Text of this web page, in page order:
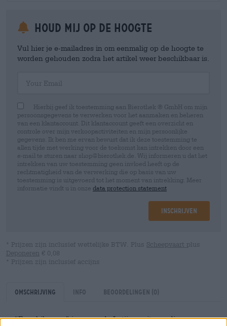
Houd mij op de hoogte
Vul hier je e-mailadres in om eenmalig op de hoogte te
worden gehouden zodra het artikel weer beschikbaar is.
Hierbij geef ik toestemming aan Bierothek ® GmbH om mijn
persoonsgegevens te verwerken voor het aanmaken en beheren
van een klantaccount. Dit klantaccount geeft een overzicht en
controle over mijn verkoopactiviteiten en mijn persoonlijke
gegevens. Ik ben me ervan bewust dat ik deze toestemming te
allen tijde met werking voor de toekomst kan intrekken door een
e-mail te sturen naar shop@bierothek.de. Wij informeren u dat het
intrekken van uw toestemming geen invloed heeft op de
rechtmatigheid van de verwerking die op basis van uw
toestemming is uitgevoerd tot het moment van intrekking. Meer
informatie vindt u in onze data protection statement
Inschrijven
* Prijzen zijn inclusief wettelijke BTW. Plus Scheepvaart plus
Deponeren € 0,08
* Prijzen zijn inclusief accijns
Omschrijving Info Beoordelingen (0)
“Ergo bibamus” is een oude Latijnse uitroep die we maar